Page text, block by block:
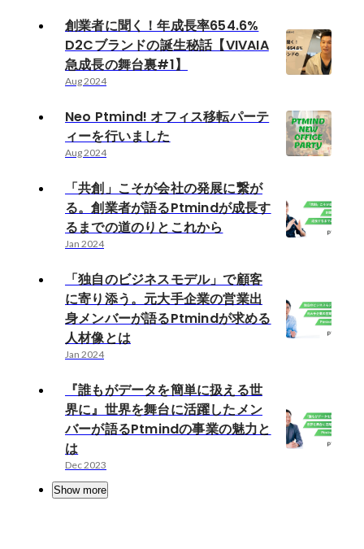
創業者に聞く！年成長率654.6%
D2Cブランドの誕生秘話【VIVAIA
急成長の舞台裏#1】
Aug 2024
Neo Ptmind! オフィス移転パーテ
ィーを行いました
Aug 2024
「共創」こそが会社の発展に繋が
る。創業者が語るPtmindが成長す
るまでの道のりとこれから
Jan 2024
「独自のビジネスモデル」で顧客
に寄り添う。元大手企業の営業出
身メンバーが語るPtmindが求める
人材像とは
Jan 2024
『誰もがデータを簡単に扱える世
界に』世界を舞台に活躍したメン
バーが語るPtmindの事業の魅力と
は
Dec 2023
Show more